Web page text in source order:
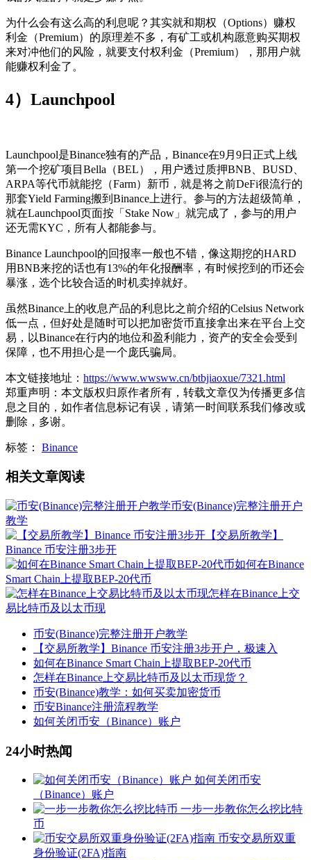
为什么会有这么高的利息呢？其实就和期权（Options）赚权
利金（Premium）的原理差不多，有矿工或机构愿意购买期权
来对冲他们的风险，就要支付权利金（Premium），那用户就
能赚权利金了。
4）Launchpool
Launchpool是Binance独有的产品，Binance在9月9日正式上线
第一个挖矿项目Bella（BEL），用户透过质押BNB、BUSD、
ARPA等代币就能挖（Farm）新币，就是将之前DeFi很流行的
那套Yield Farming搬到Binance上进行。参与的方法超级简单，
就在Launchpool页面按「Stake Now」就完成了，参与的用户
还无需KYC，所有人都能参与。
Binance Launchpool的回报率一般也不错，像这期挖的HARD
用BNB来挖的话也有13%的年化报酬率，有时候挖到的币还会
暴涨，选个比较合适的时机卖掉就好。
虽然Binance上的收息产品的利息比之前介绍的Celsius Network
低一点，但好处是随时可以把加密货币直接拿出来在平台上交
易，以Binance在行内的地位和盈利能力，资产的安全会受到
保障，也不用担心是一个庞氏骗局。
本文链接地址： https://www.wwsww.cn/btbjiaoxue/7321.html
郑重声明：本文版权归原作者所有，转载文章仅为传播更多信
息之目的，如作者信息标记有误，请第一时间联系我们修改或
删除，多谢。
标签： Binance
相关文章阅读
币安(Binance)完整注册开户
教学
【交易所教学】
Binance 币安注册3步开
如何在Binance
Smart Chain上提取BEP-20代币
怎样在Binance上交
易比特币及以太币现
币安(Binance)完整注册开户教学
【交易所教学】Binance 币安注册3步开户，极速入
如何在Binance Smart Chain上提取BEP-20代币
怎样在Binance上交易比特币及以太币现货？
币安(Binance)教学：如何买卖加密货币
币安Binance注册流程教学
如何关闭币安（Binance）账户
24小时热闻
如何关闭币安
（Binance）账户
一步一步教你怎么挖比特
币
币安交易所双重
身份验证(2FA)指南